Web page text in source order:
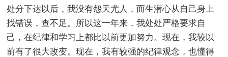
处分下达以后，我没有怨天尤人，而生潜心从自己身上
找错误，查不足。所以这一年来，我处处严格要求自
己，在纪律和学习上都比以前更加努力。现在，我较以
前有了很大改变。现在，我有较强的纪律观念，也懂得